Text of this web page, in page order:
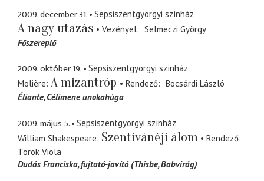
2009. december 31. Sepsiszentgyörgyi színház
A nagy utazás Vezényel
Selmeczi György
Főszereplő
2009. október 19.
Sepsiszentgyörgyi színház
Molière A mizantróp Rendező
Bocsárdi László
Éliante Célimene unokahúga
2009. május 5.
Sepsiszentgyörgyi színház
William Shakespeare Szentivánéji álom
Rendező
Török Viola
Dudás Franciska fujtató-javító (Thisbe, Babvirág)